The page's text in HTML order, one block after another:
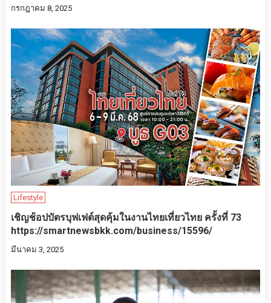
กรกฎาคม 8, 2025
Lifestyle
เชิญช้อปบัตรบุฟเฟต์สุดคุ้มในงานไทยเที่ยวไทย ครั้งที่ 73
https://smartnewsbkk.com/business/15596/
มีนาคม 3, 2025